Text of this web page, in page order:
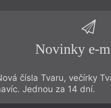
Novinky e-
čísla Tvaru, večírky
Jednou za 14 dní.